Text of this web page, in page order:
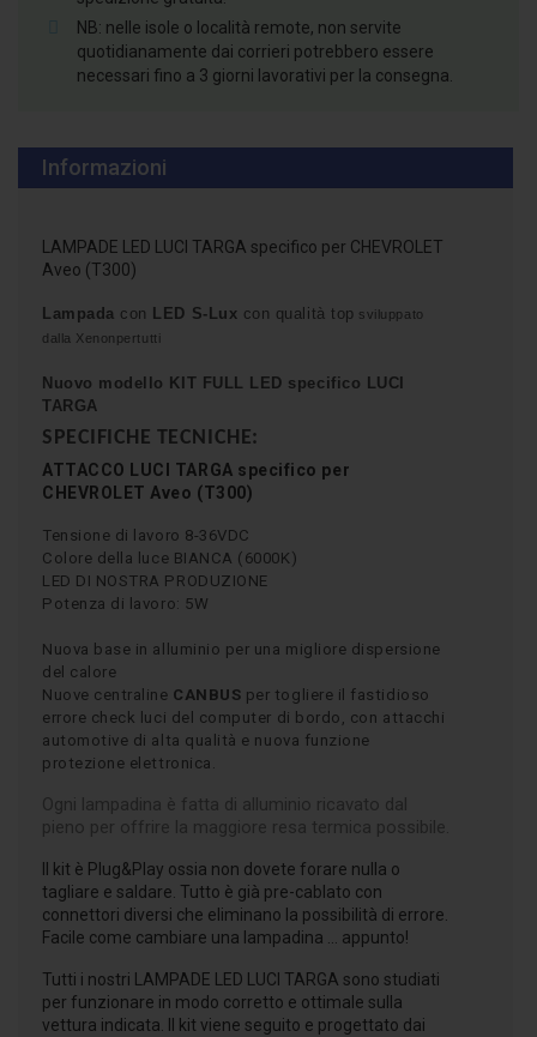
NB: nelle isole o località remote, non servite
quotidianamente dai corrieri potrebbero essere
necessari fino a 3 giorni lavorativi per la consegna.
Informazioni
LAMPADE LED LUCI TARGA specifico per CHEVROLET
Aveo (T300)
Lampada con LED S-Lux con qualità top sviluppato
dalla Xenonpertutti
Nuovo modello KIT FULL LED specifico LUCI
TARGA
SPECIFICHE TECNICHE:
ATTACCO LUCI TARGA specifico per
CHEVROLET Aveo (T300)
Tensione di lavoro 8-36VDC
Colore della luce BIANCA (6000K)
LED DI NOSTRA PRODUZIONE
Potenza di lavoro: 5W
Nuova base in alluminio per una migliore dispersione
del calore
Nuove centraline CANBUS per togliere il fastidioso
errore check luci del computer di bordo, con attacchi
automotive di alta qualità e nuova funzione
protezione elettronica.
Ogni lampadina è fatta di alluminio ricavato dal
pieno per offrire la maggiore resa termica possibile.
Il kit è Plug&Play ossia non dovete forare nulla o
tagliare e saldare. Tutto è già pre-cablato con
connettori diversi che eliminano la possibilità di errore.
Facile come cambiare una lampadina ... appunto!
Tutti i nostri LAMPADE LED LUCI TARGA sono studiati
per funzionare in modo corretto e ottimale sulla
vettura indicata. Il kit viene seguito e progettato dai